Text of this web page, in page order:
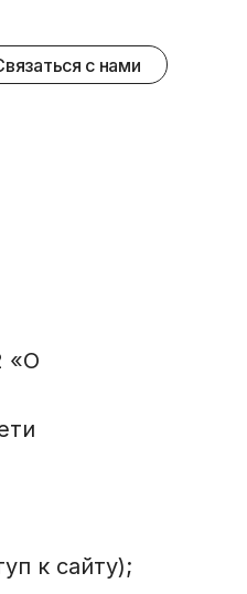
с нами
«О
к сайту);